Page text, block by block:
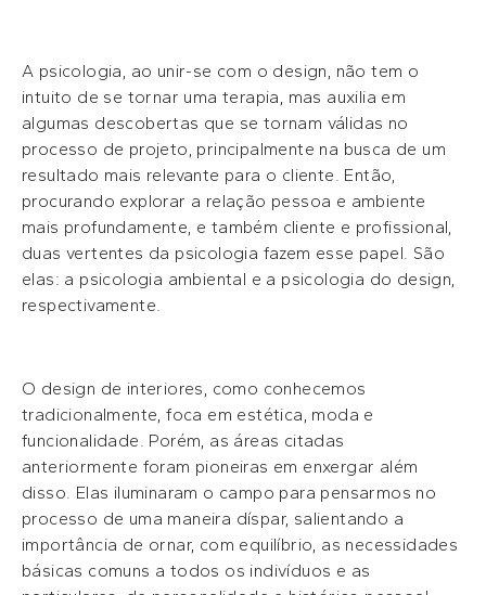
A psicologia, ao unir-se com o design, não tem o
intuito de se tornar uma terapia, mas auxilia em
algumas descobertas que se tornam válidas no
processo de projeto, principalmente na busca de um
resultado mais relevante para o cliente. Então,
procurando explorar a relação pessoa e ambiente
mais profundamente, e também cliente e profissional,
duas vertentes da psicologia fazem esse papel. São
elas: a psicologia ambiental e a psicologia do design,
respectivamente.
O design de interiores, como conhecemos
tradicionalmente, foca em estética, moda e
funcionalidade. Porém, as áreas citadas
anteriormente foram pioneiras em enxergar além
disso. Elas iluminaram o campo para pensarmos no
processo de uma maneira díspar, salientando a
importância de ornar, com equilíbrio, as necessidades
básicas comuns a todos os indivíduos e as